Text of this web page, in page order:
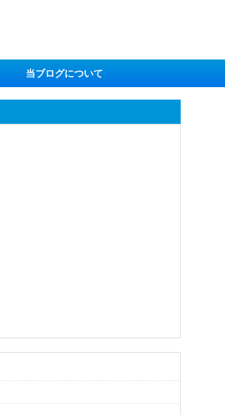
当ブログについて